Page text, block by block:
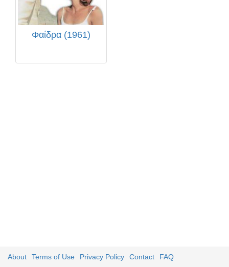
Φαίδρα (1961)
About Terms of Use Privacy Policy Contact FAQ